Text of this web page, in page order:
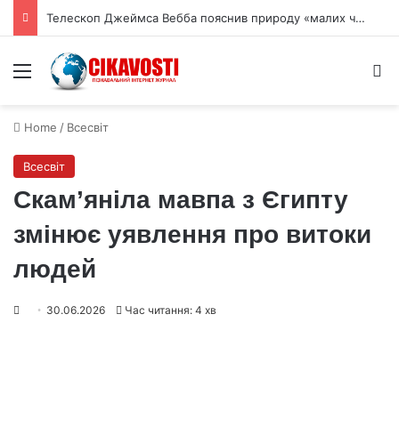
Фізики вперше побачили, як електрони впорядковуються у дві фази
Menu
Home / Всесвіт
Всесвіт
Скам’яніла мавпа з Єгипту
змінює уявлення про витоки
людей
30.06.2026 Час читання: 4 хв